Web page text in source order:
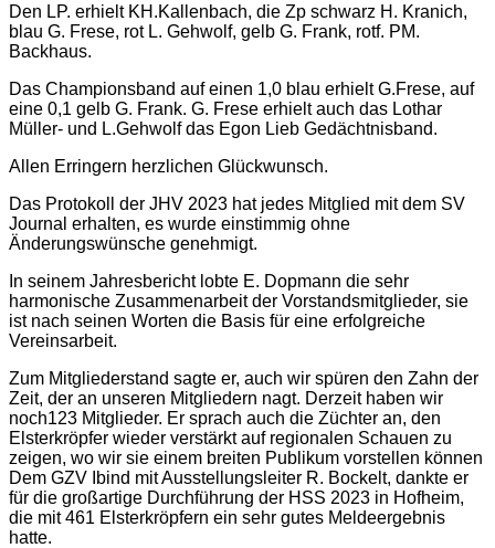
Den LP. erhielt KH.Kallenbach, die Zp schwarz H. Kranich,
blau G. Frese, rot L. Gehwolf, gelb G. Frank, rotf. PM.
Backhaus.
Das Championsband auf einen 1,0 blau erhielt G.Frese, auf
eine 0,1 gelb G. Frank. G. Frese erhielt auch das Lothar
Müller- und L.Gehwolf das Egon Lieb Gedächtnisband.
Allen Erringern herzlichen Glückwunsch.
Das Protokoll der JHV 2023 hat jedes Mitglied mit dem SV
Journal erhalten, es wurde einstimmig ohne
Änderungswünsche genehmigt.
In seinem Jahresbericht lobte E. Dopmann die sehr
harmonische Zusammenarbeit der Vorstandsmitglieder, sie
ist nach seinen Worten die Basis für eine erfolgreiche
Vereinsarbeit.
Zum Mitgliederstand sagte er, auch wir spüren den Zahn der
Zeit, der an unseren Mitgliedern nagt. Derzeit haben wir
noch123 Mitglieder. Er sprach auch die Züchter an, den
Elsterkröpfer wieder verstärkt auf regionalen Schauen zu
zeigen, wo wir sie einem breiten Publikum vorstellen können
Dem GZV Ibind mit Ausstellungsleiter R. Bockelt, dankte er
für die großartige Durchführung der HSS 2023 in Hofheim,
die mit 461 Elsterkröpfern ein sehr gutes Meldeergebnis
hatte.